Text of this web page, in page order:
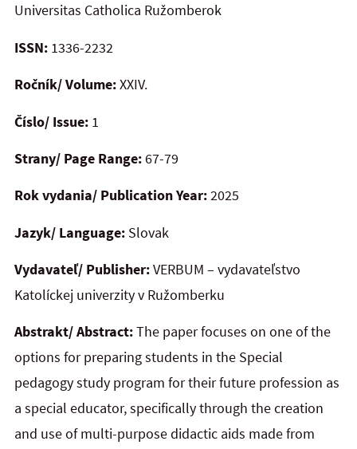
Universitas Catholica Ružomberok
ISSN: 1336-2232
Ročník/ Volume:XXIV.
Číslo/ Issue: 1
Strany/ Page Range:67-79
Rok vydania/ Publication Year:2025
Jazyk/ Language: Slovak
Vydavateľ/ Publisher:VERBUM – vydavateľstvo
Katolíckej univerzity v Ružomberku
Abstrakt/ Abstract:The paper focuses on one of the
options for preparing students in the Special
pedagogy study program for their future profession as
a special educator, specifically through the creation
and use of multi-purpose didactic aids made from